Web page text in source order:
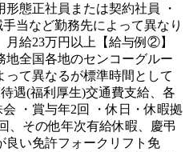
形態正社員または契約社員 ・
当など勤務先によって異なり
給23万円以上【給与例②】
全国各地のセンコーグルー
って異なるが標準時間として
遇(福利厚生)交通費支給、各
・賞与年2回 ・休日・休暇拠
、その他年次有給休暇、慶弔
良い免許フォークリフト免